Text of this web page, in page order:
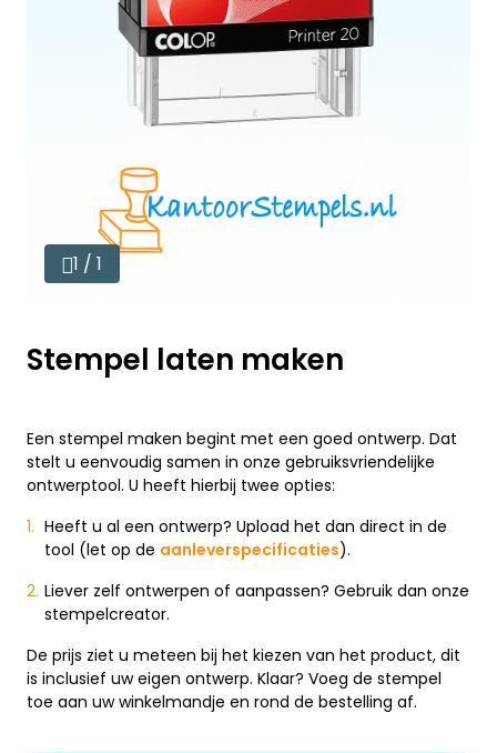
1 / 1
Stempel laten maken
Een stempel maken begint met een goed ontwerp. Dat
stelt u eenvoudig samen in onze gebruiksvriendelijke
ontwerptool. U heeft hierbij twee opties:
Heeft u al een ontwerp? Upload het dan direct in de
tool (let op de aanleverspecificaties).
Liever zelf ontwerpen of aanpassen? Gebruik dan onze
stempelcreator.
De prijs ziet u meteen bij het kiezen van het product, dit
is inclusief uw eigen ontwerp. Klaar? Voeg de stempel
toe aan uw winkelmandje en rond de bestelling af.